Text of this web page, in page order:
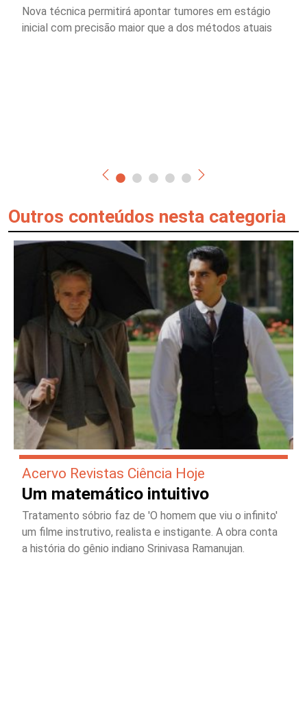
Nova técnica permitirá apontar tumores em estágio
inicial com precisão maior que a dos métodos atuais
Outros conteúdos nesta categoria
Acervo Revistas Ciência Hoje
Um matemático intuitivo
Tratamento sóbrio faz de 'O homem que viu o infinito'
um filme instrutivo, realista e instigante. A obra conta
a história do gênio indiano Srinivasa Ramanujan.